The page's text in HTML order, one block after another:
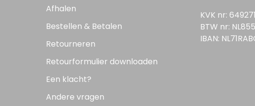
Afhalen
Bestellen & Betalen
Retourneren
Retourformulier downloaden
Een klacht?
Andere vragen
KVK nr:
BTW nr:
IBAN: